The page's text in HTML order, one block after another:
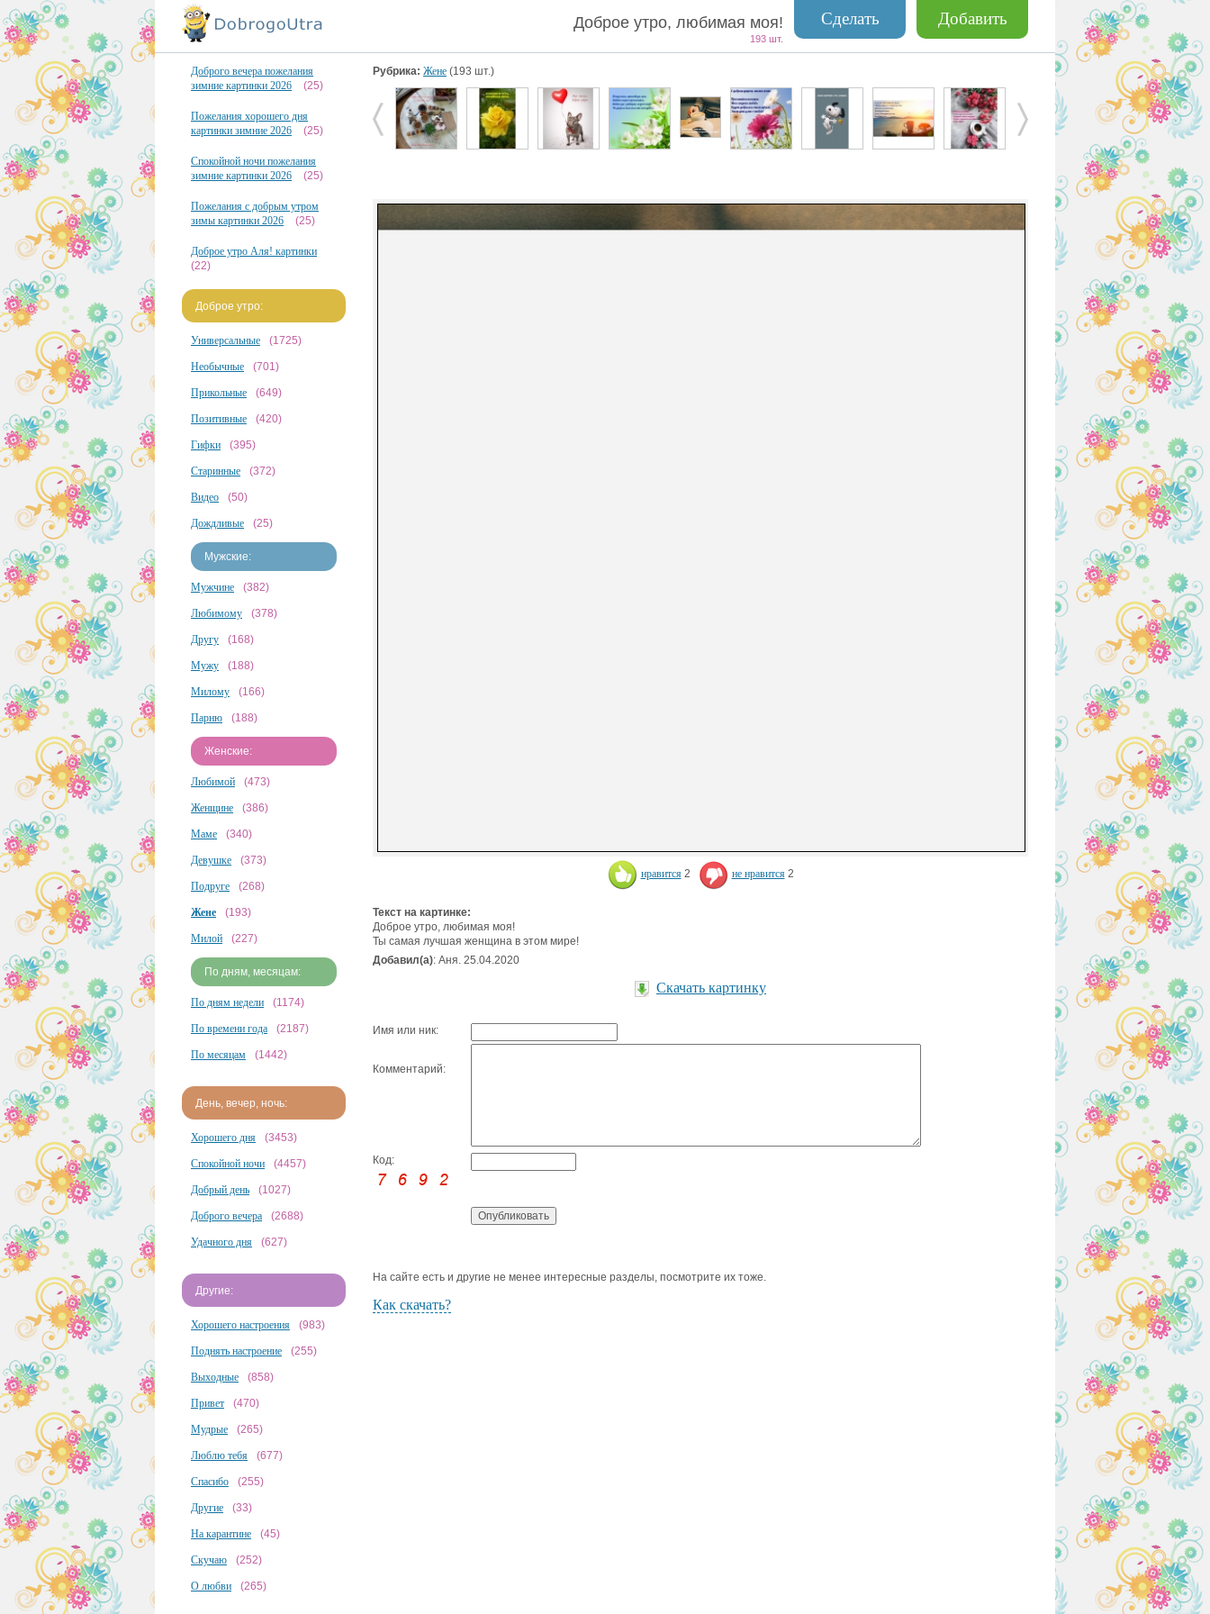
Добавить
Сделать
Доброе утро, любимая моя!
193 шт.
Доброго вечера пожелания
зимние картинки 2026
(25)
Пожелания хорошего дня
картинки зимние 2026
(25)
Спокойной ночи пожелания
зимние картинки 2026
(25)
Пожелания с добрым утром
зимы картинки 2026
(25)
Доброе утро Аля! картинки
(22)
Доброе утро:
Универсальные (1725)
Необычные (701)
Прикольные (649)
Позитивные (420)
Гифки (395)
Старинные (372)
Видео (50)
Дождливые (25)
Мужские:
Мужчине (382)
Любимому (378)
Другу (168)
Мужу (188)
Милому (166)
Парню (188)
Женские:
Любимой (473)
Женщине (386)
Маме (340)
Девушке (373)
Подруге (268)
Жене (193)
Милой (227)
По дням, месяцам:
По дням недели (1174)
По времени года (2187)
По месяцам (1442)
День, вечер, ночь:
Хорошего дня (3453)
Спокойной ночи (4457)
Добрый день (1027)
Доброго вечера (2688)
Удачного дня (627)
Другие:
Хорошего настроения (983)
Поднять настроение (255)
Выходные (858)
Привет (470)
Мудрые (265)
Люблю тебя (677)
Спасибо (255)
Другие (33)
На карантине (45)
Скучаю (252)
О любви (265)
Рубрика: Жене (193 шт.)
нравится 2 не нравится 2
Текст на картинке:
Доброе утро, любимая моя!
Ты самая лучшая женщина в этом мире!
Добавил(а): Аня. 25.04.2020
Скачать картинку
Имя или ник:
Комментарий:
Код:
На сайте есть и другие не менее интересные разделы, посмотрите их тоже.
Как скачать?